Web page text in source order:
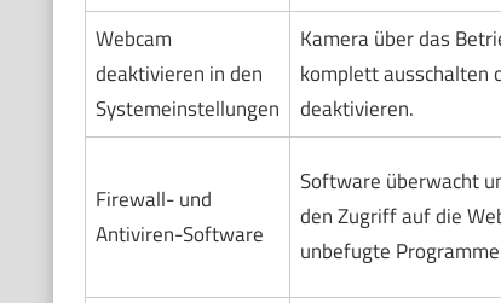
Webcam
deaktivieren in den
Systemeinstellungen
Kamera über das
komplett ausschalten
deaktivieren.
Firewall- und
Antiviren-Software
Software überwacht
den Zugriff auf die
unbefugte